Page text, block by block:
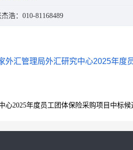
杰浩：010-81168489
外汇管理局外汇研究中心2025年度
心2025年度员工团体保险采购项目中标